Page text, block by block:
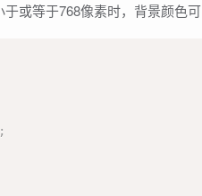
或等于768像素时，背景颜色
;